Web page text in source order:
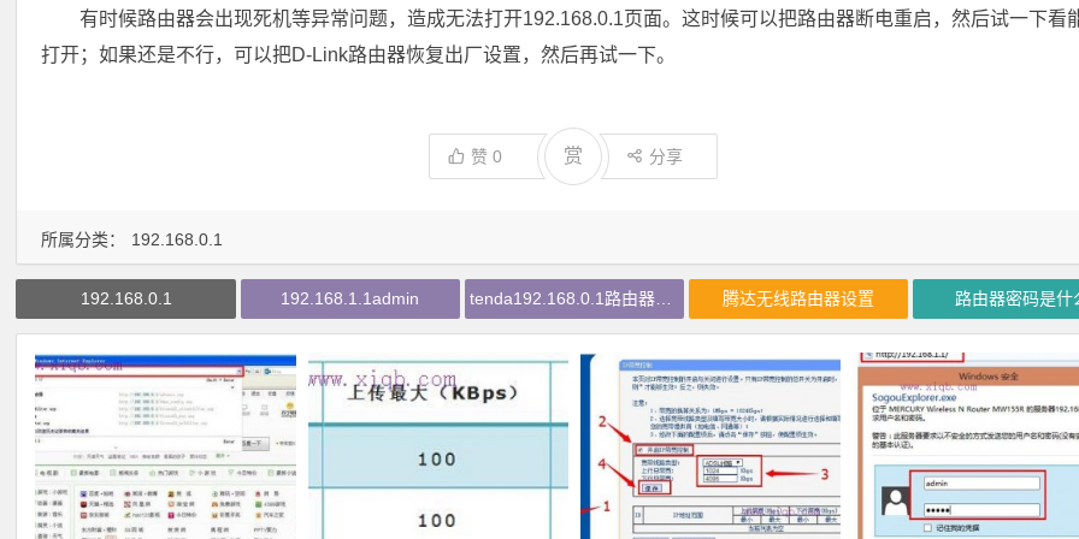
所属分类： 192.168.0.1
有时候路由器会出现死机等异常问题，造成无法打开192.168.0.1页面。这时候可以把路由器断电重启，然后试一下看
打开；如果还是不行，可以把D-Link路由器恢复出厂设置，然后再试一下。
赞 0 赏 分享
192.168.0.1 192.168.1.1admin tenda192.168.0.1路由器设置 腾达无线路由器设置 路由器密码是什